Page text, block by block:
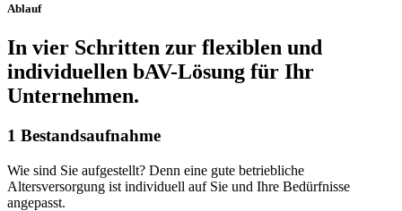
Ablauf
In vier Schritten zur flexiblen und
individuellen bAV-Lösung für Ihr
Unternehmen.
1 Bestandsaufnahme
Wie sind Sie aufgestellt? Denn eine gute betriebliche
Altersversorgung ist individuell auf Sie und Ihre Bedürfnisse
angepasst.